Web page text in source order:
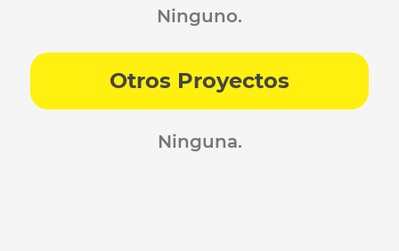
Ninguno.
Otros Proyectos
Ninguna.